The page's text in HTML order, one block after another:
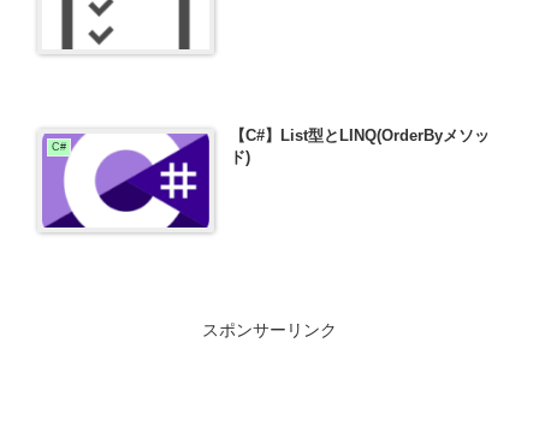
C#
【C#】List型とLINQ(OrderByメソッ
ド)
スポンサーリンク